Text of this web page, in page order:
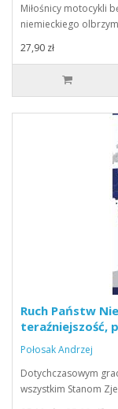
Miłośnicy motocykli
niemieckiego
27,90 zł
Ruch Państw
teraźniejszość,
Połosak Andrzej
Dotychczasowym
wszystkim Stanom